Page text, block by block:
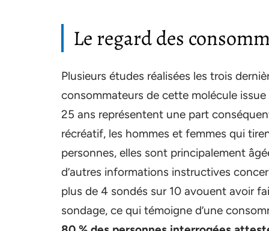
Le regard des
Plusieurs études réalisées les trois
consommateurs de cette molécule
25 ans représentent une part
récréatif, les hommes et femmes qui
personnes, elles sont principalement
d’autres informations instructives
plus de 4 sondés sur 10 avouent avoir
sondage, ce qui témoigne d’une